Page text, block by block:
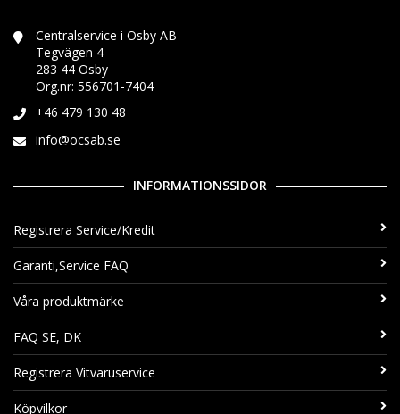
Centralservice i Osby AB
Tegvägen 4
283 44 Osby
Org.nr: 556701-7404
+46 479 130 48
info@ocsab.se
INFORMATIONSSIDOR
Registrera Service/Kredit
Garanti,Service FAQ
Våra produktmärke
FAQ SE, DK
Registrera Vitvaruservice
Köpvilkor